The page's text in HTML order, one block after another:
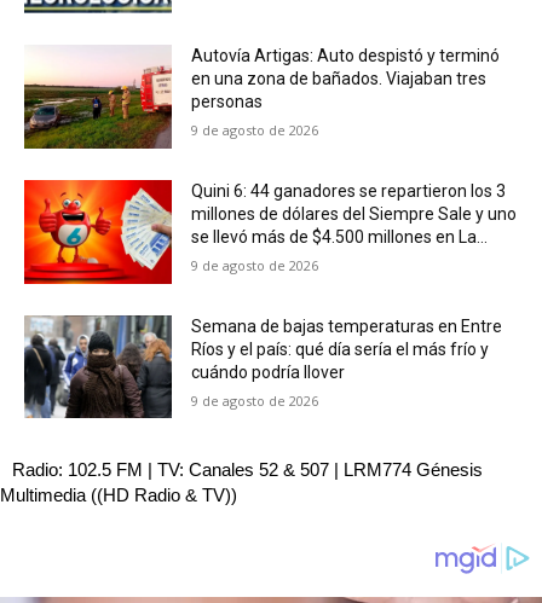
Autovía Artigas: Auto despistó y terminó
en una zona de bañados. Viajaban tres
personas
9 de agosto de 2026
Quini 6: 44 ganadores se repartieron los 3
millones de dólares del Siempre Sale y uno
se llevó más de $4.500 millones en La...
9 de agosto de 2026
Semana de bajas temperaturas en Entre
Ríos y el país: qué día sería el más frío y
cuándo podría llover
9 de agosto de 2026
Radio: 102.5 FM | TV: Canales 52 & 507 | LRM774 Génesis
Multimedia ((HD Radio & TV))